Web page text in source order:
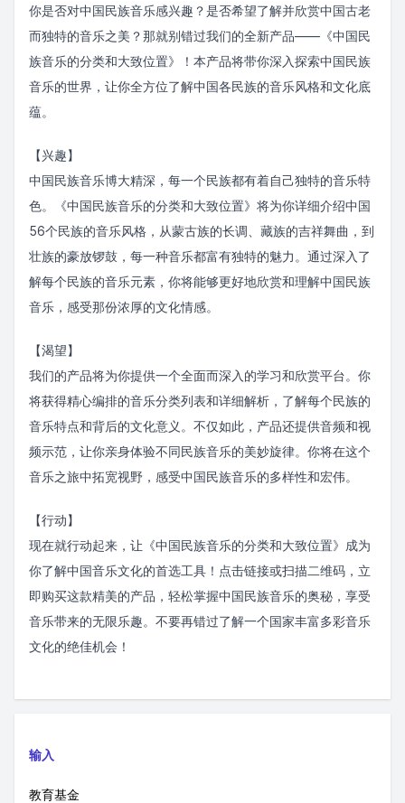
你是否对中国民族音乐感兴趣？是否希望了解并欣赏中国古老
而独特的音乐之美？那就别错过我们的全新产品——《中国民
族音乐的分类和大致位置》！本产品将带你深入探索中国民族
音乐的世界，让你全方位了解中国各民族的音乐风格和文化底
蕴。
【兴趣】
中国民族音乐博大精深，每一个民族都有着自己独特的音乐特
色。《中国民族音乐的分类和大致位置》将为你详细介绍中国
56个民族的音乐风格，从蒙古族的长调、藏族的吉祥舞曲，到
壮族的豪放锣鼓，每一种音乐都富有独特的魅力。通过深入了
解每个民族的音乐元素，你将能够更好地欣赏和理解中国民族
音乐，感受那份浓厚的文化情感。
【渴望】
我们的产品将为你提供一个全面而深入的学习和欣赏平台。你
将获得精心编排的音乐分类列表和详细解析，了解每个民族的
音乐特点和背后的文化意义。不仅如此，产品还提供音频和视
频示范，让你亲身体验不同民族音乐的美妙旋律。你将在这个
音乐之旅中拓宽视野，感受中国民族音乐的多样性和宏伟。
【行动】
现在就行动起来，让《中国民族音乐的分类和大致位置》成为
你了解中国音乐文化的首选工具！点击链接或扫描二维码，立
即购买这款精美的产品，轻松掌握中国民族音乐的奥秘，享受
音乐带来的无限乐趣。不要再错过了解一个国家丰富多彩音乐
文化的绝佳机会！
输入
教育基金